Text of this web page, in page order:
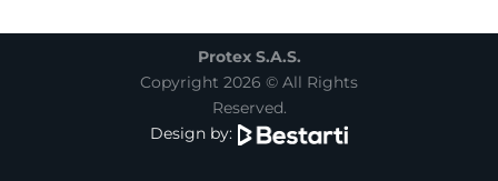
Protex S.A.S.
Copyright 2026 © All Rights
Reserved.
Design by: